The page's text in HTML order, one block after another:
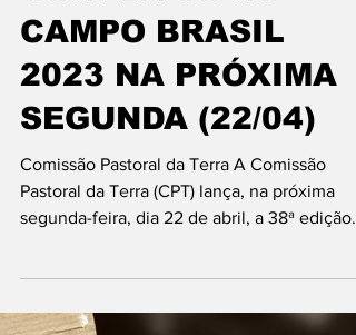
LANÇAMENTO
NACIONAL DO
RELATÓRIO
CAMPO BRASIL
2023 NA PRÓXIMA
SEGUNDA (22/04)
Comissão Pastoral da Terra A Comissão